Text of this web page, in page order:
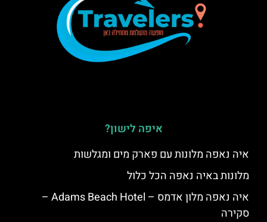
איפה לישון?
איה נאפה מלונות עם פארק מים ומגלשות
מלונות באיה נאפה הכל כלול
איה נאפה מלון אדמס – Adams Beach Hotel –
סקירה